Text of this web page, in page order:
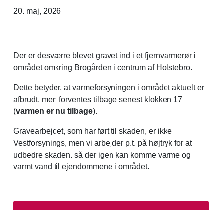
20. maj, 2026
Der er desværre blevet gravet ind i et fjernvarmerør i
området omkring Brogården i centrum af Holstebro.
Dette betyder, at varmeforsyningen i området aktuelt er
afbrudt, men forventes tilbage senest klokken 17
(varmen er nu tilbage).
Gravearbejdet, som har ført til skaden, er ikke
Vestforsynings, men vi arbejder p.t. på højtryk for at
udbedre skaden, så der igen kan komme varme og
varmt vand til ejendommene i området.